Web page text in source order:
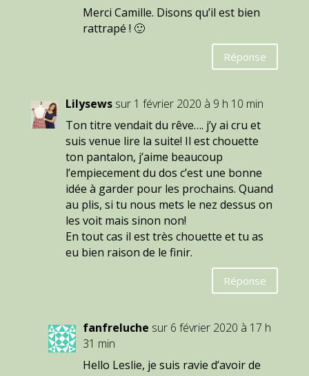
Merci Camille. Disons qu’il est bien
rattrapé ! 🙂
Réponse
Lilysews sur 1 février 2020 à 9 h 10 min
Ton titre vendait du rêve…. j’y ai cru et
suis venue lire la suite! Il est chouette
ton pantalon, j’aime beaucoup
l’empiecement du dos c’est une bonne
idée à garder pour les prochains. Quand
au plis, si tu nous mets le nez dessus on
les voit mais sinon non!
En tout cas il est très chouette et tu as
eu bien raison de le finir.
Réponse
fanfreluche sur 6 février 2020 à 17 h
31 min
Hello Leslie, je suis ravie d’avoir de